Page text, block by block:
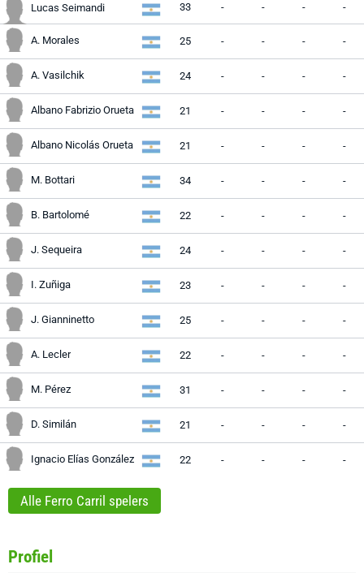
Lucas Seimandi 33 - - - -
A. Morales 25 - - - -
A. Vasilchik 24 - - - -
Albano Fabrizio Orueta 21 - - - -
Albano Nicolás Orueta 21 - - - -
M. Bottari 34 - - - -
B. Bartolomé 22 - - - -
J. Sequeira 24 - - - -
I. Zuñiga 23 - - - -
J. Gianninetto 25 - - - -
A. Lecler 22 - - - -
M. Pérez 31 - - - -
D. Similán 21 - - - -
Ignacio Elías González 22 - - - -
Alle Ferro Carril spelers
Profiel